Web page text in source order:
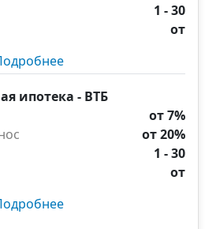
1 - 30
от
ипотека - ВТБ
от 7%
от 20%
1 - 30
от